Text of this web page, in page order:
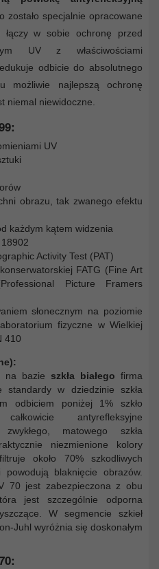
to zostało specjalnie opracowane
w sobie ochronę przed
UV z właściwościami
odbicie do absolutnego
możliwie najlepszą ochronę
niemal niewidoczne.
UV
obrazu, tak zwanego efektu
każdym kątem widzenia
Activity Test (PAT)
FATG (Fine Art
Picture Framers
słonecznym na poziomie
fizyczne w Wielkiej
410
na bazie szkła białego firma
standardy w dziedzinie szkła
odbiciem poniżej 1% szkło
antyrefleksyjne
matowego szkła
niezmienione kolory
około 70% szkodliwych
blaknięcie obrazów.
70 jest zabezpieczona z obu
jest szczególnie odporna
W segmencie szkieł
Juhl wyróżnia się doskonałym